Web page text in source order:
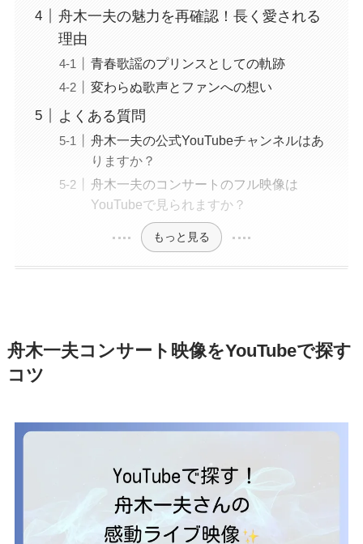
舟木一夫の魅力を再確認！長く愛される
理由
青春歌謡のプリンスとしての軌跡
変わらぬ歌声とファンへの想い
よくある質問
舟木一夫の公式YouTubeチャンネルはあ
りますか？
舟木一夫のコンサートのフル映像は
YouTubeで見られますか？
もっと見る
舟木一夫コンサート映像をYouTubeで探す
コツ